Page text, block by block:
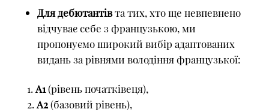
Для дебютантівта тих, хто ще невпевнено
відчуває себе з французькою, ми
пропонуємо широкий вибір адаптованих
видань за рівнями володіння французької:
А1(рівень початківеця),
А2(базовий рівень),